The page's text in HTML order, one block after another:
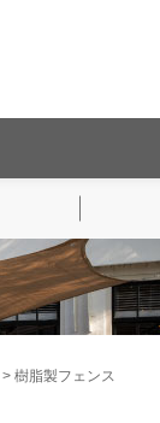
樹脂製フェンス